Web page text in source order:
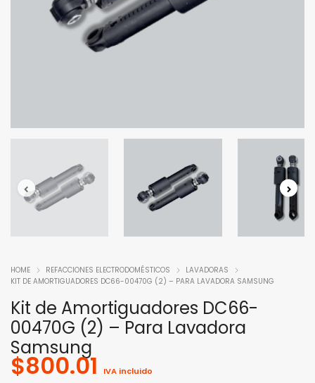
HOME REFACCIONES ELECTRODOMÉSTICOS
LAVADORAS
KIT DE AMORTIGUADORES DC66-00470G (2) – PARA LAVADORA SAMSUNG
Kit de Amortiguadores DC66-
00470G (2) – Para Lavadora
Samsung
$800.01 IVA incluido